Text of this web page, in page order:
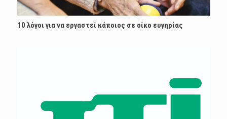
10 λόγοι για να εργαστεί κάποιος σε οίκο ευγηρίας